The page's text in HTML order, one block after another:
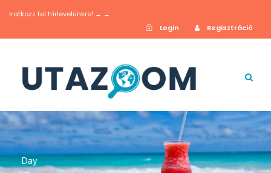
Iratkozz fel hírlevelünkre! → →
Login
Regisztráció
Day